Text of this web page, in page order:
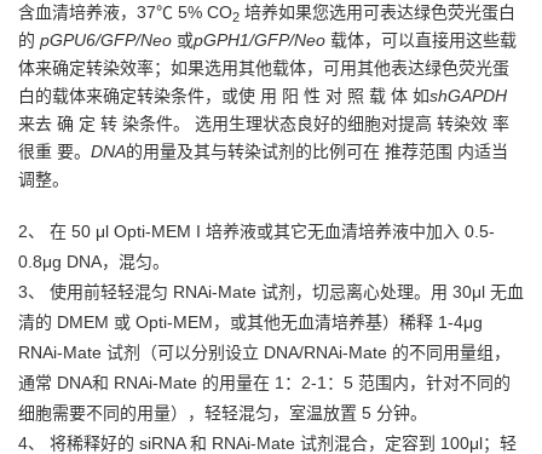
含血清培养液，37℃ 5% CO2 培养如果您选用可表达绿色荧光蛋白
的 pGPU6/GFP/Neo 或pGPH1/GFP/Neo 载体，可以直接用这些载
体来确定转染效率；如果选用其他载体，可用其他表达绿色荧光蛋
白的载体来确定转染条件，或使 用 阳 性 对 照 载 体 如shGAPDH
来去 确 定 转 染条件。 选用生理状态良好的细胞对提高 转染效 率
很重 要。 DNA的用量及其与转染试剂的比例可在 推荐范围 内适当
调整。
2、 在 50 μl Opti-MEM I 培养液或其它无血清培养液中加入 0.5-
0.8μg DNA，混匀。
3、 使用前轻轻混匀 RNAi-Mate 试剂，切忌离心处理。用 30μl 无血
清的 DMEM 或 Opti-MEM，或其他无血清培养基）稀释 1-4μg
RNAi-Mate 试剂（可以分别设立 DNA/RNAi-Mate 的不同用量组，
通常 DNA和 RNAi-Mate 的用量在 1：2-1：5 范围内，针对不同的
细胞需要不同的用量），轻轻混匀，室温放置 5 分钟。
4、 将稀释好的 siRNA 和 RNAi-Mate 试剂混合，定容到 100μl；轻